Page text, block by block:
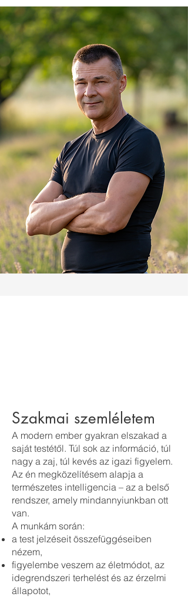
Szakmai szemléletem
A modern ember gyakran elszakad a
saját testétől. Túl sok az információ, túl
nagy a zaj, túl kevés az igazi figyelem.
Az én megközelítésem alapja a
természetes intelligencia – az a belső
rendszer, amely mindannyiunkban ott
van.
A munkám során:
a test jelzéseit összefüggéseiben
nézem,
figyelembe veszem az életmódot, az
idegrendszeri terhelést és az érzelmi
állapotot,